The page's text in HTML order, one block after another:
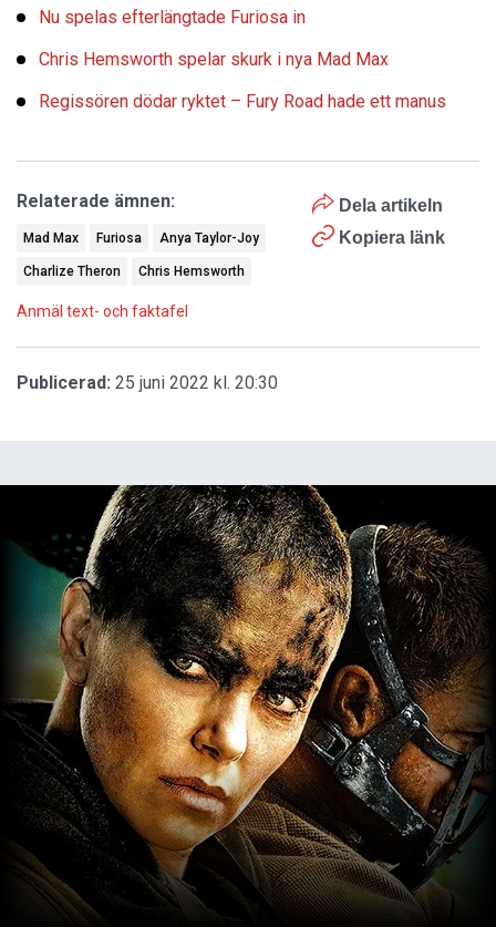
Nu spelas efterlängtade Furiosa in
Chris Hemsworth spelar skurk i nya Mad Max
Regissören dödar ryktet – Fury Road hade ett manus
Dela artikeln
Kopiera länk
Relaterade ämnen:
Mad Max Furiosa Anya Taylor-Joy
Charlize Theron Chris Hemsworth
Anmäl text- och faktafel
Publicerad: 25 juni 2022 kl. 20:30